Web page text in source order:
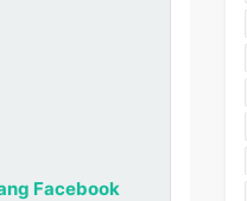
Facebook